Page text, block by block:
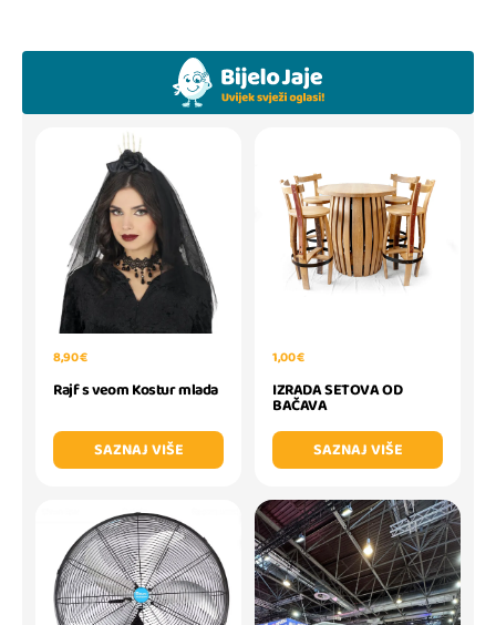
8,90 €
Rajf s veom Kostur mlada
SAZNAJ VIŠE
1,00 €
IZRADA SETOVA OD
BAČAVA
SAZNAJ VIŠE